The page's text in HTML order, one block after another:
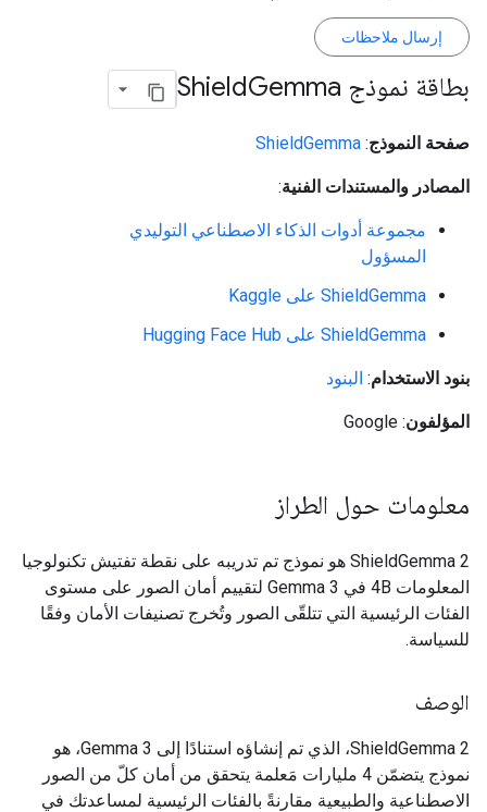
إرسال ملاحظات
بطاقة نموذج Shield Gemma
صفحة النموذج:
ShieldGemma
المصادر والمستندات الفنية:
مجموعة أدوات الذكاء الاصطناعي التوليدي
المسؤول
ShieldGemma على Kaggle
ShieldGemma على Hugging Face Hub
بنود الاستخدام: البنود
المؤلفون: Google
معلومات حول الطراز
ShieldGemma 2 هو نموذج تم تدريبه على نقطة تفتيش تكنولوجيا
المعلومات 4B في Gemma 3 لتقييم أمان الصور على مستوى
الفئات الرئيسية التي تتلقّى الصور وتُخرج تصنيفات الأمان وفقًا
للسياسة.
الوصف
‫ShieldGemma 2، الذي تم إنشاؤه استنادًا إلى Gemma 3، هو
نموذج يتضمّن 4 مليارات مَعلمة يتحقق من أمان كلّ من الصور
الاصطناعية والطبيعية مقارنةً بالفئات الرئيسية لمساعدتك في